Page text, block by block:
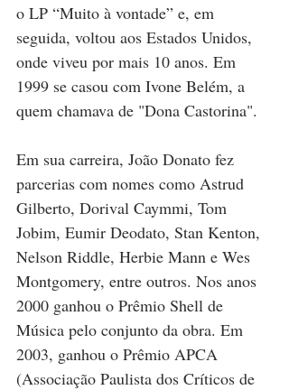
o LP “Muito à vontade” e, em
seguida, voltou aos Estados Unidos,
onde viveu por mais 10 anos. Em
1999 se casou com Ivone Belém, a
quem chamava de "Dona Castorina".
Em sua carreira, João Donato fez
parcerias com nomes como Astrud
Gilberto, Dorival Caymmi, Tom
Jobim, Eumir Deodato, Stan Kenton,
Nelson Riddle, Herbie Mann e Wes
Montgomery, entre outros. Nos anos
2000 ganhou o Prêmio Shell de
Música pelo conjunto da obra. Em
2003, ganhou o Prêmio APCA
(Associação Paulista dos Críticos de